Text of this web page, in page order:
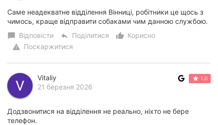
Саме неадекватне відділення Вінниці, робітники це щось з
чимось, краще відправити собаками чим данною службою.
chat_bubble Відповісти reply Поділитися thumb_up_alt
Корисно
warning Поскаржитися
Vitaliy
21 березня 2026
1.0
Додзвонитися на відділення не реально, ніхто не бере
телефон.